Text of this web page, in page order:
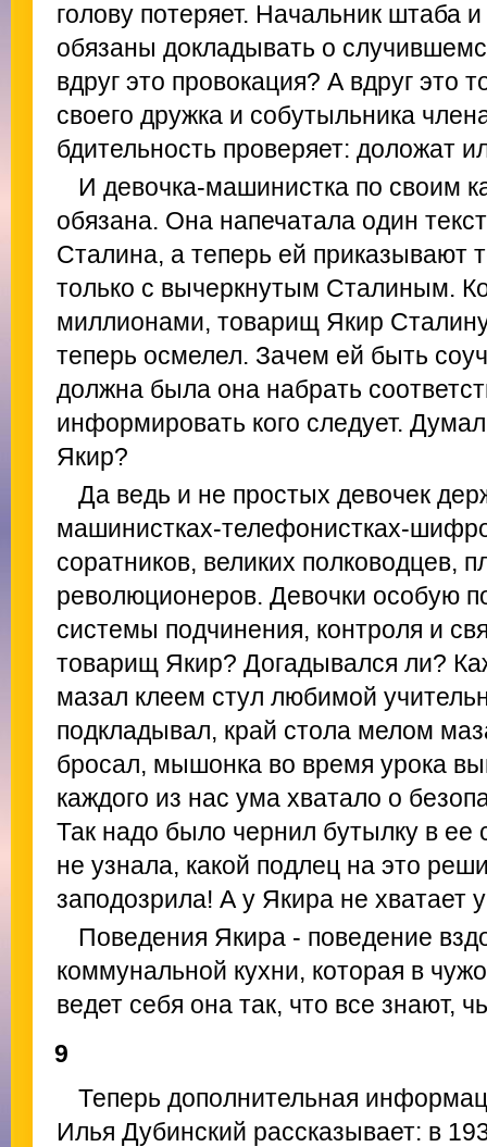
голову потеряет. Начальник штаба
обязаны докладывать о
вдруг это провокация? А вдруг это
своего дружка и собутыльника
бдительность проверяет: доложат
И девочка-машинистка по своим
обязана. Она напечатала один
Сталина, а теперь ей приказывают
только с вычеркнутым Сталиным.
миллионами, товарищ Якир
теперь осмелел. Зачем ей быть
должна была она набрать
информировать кого следует.
Якир?
Да ведь и не простых девочек
машинистках-телефонистках-
соратников, великих полководцев,
революционеров. Девочки особую
системы подчинения, контроля и
товарищ Якир? Догадывался ли?
мазал клеем стул любимой
подкладывал, край стола мелом
бросал, мышонка во время урока
каждого из нас ума хватало о
Так надо было чернил бутылку в ее
не узнала, какой подлец на это
заподозрила! А у Якира не хватает
Поведения Якира - поведение
коммунальной кухни, которая в
ведет себя она так, что все знают,
9
Теперь дополнительная
Илья Дубинский рассказывает: в